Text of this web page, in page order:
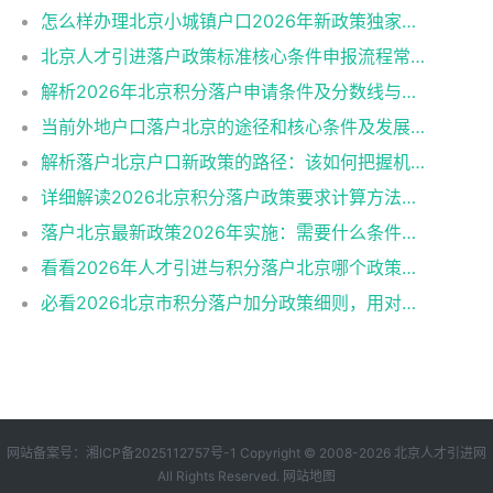
怎么样办理北京小城镇户口2026年新政策独家解读
北京人才引进落户政策标准核心条件申报流程常见误区
解析2026年北京积分落户申请条件及分数线与避坑指南
当前外地户口落户北京的途径和核心条件及发展趋势
解析落户北京户口新政策的路径：该如何把握机遇？
详细解读2026北京积分落户政策要求计算方法申报流程
落户北京最新政策2026年实施：需要什么条件一阅便知
看看2026年人才引进与积分落户北京哪个政策好申请？
必看2026北京市积分落户加分政策细则，用对策略上岸更快！
网站备案号： 湘ICP备2025112757号-1 Copyright © 2008-2026 北京人才引进网
All Rights Reserved. 网站地图